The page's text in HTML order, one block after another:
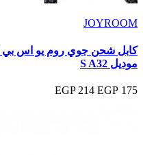
JOYROOM
موديل S A32
175 EGP
214 EGP